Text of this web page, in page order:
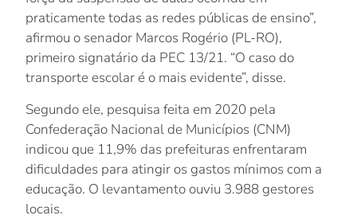
praticamente todas as redes públicas de ensino”,
afirmou o senador Marcos Rogério (PL-RO),
primeiro signatário da PEC 13/21. “O caso do
transporte escolar é o mais evidente”, disse.
Segundo ele, pesquisa feita em 2020 pela
Confederação Nacional de Municípios (CNM)
indicou que 11,9% das prefeituras enfrentaram
dificuldades para atingir os gastos mínimos com a
educação. O levantamento ouviu 3.988 gestores
locais.